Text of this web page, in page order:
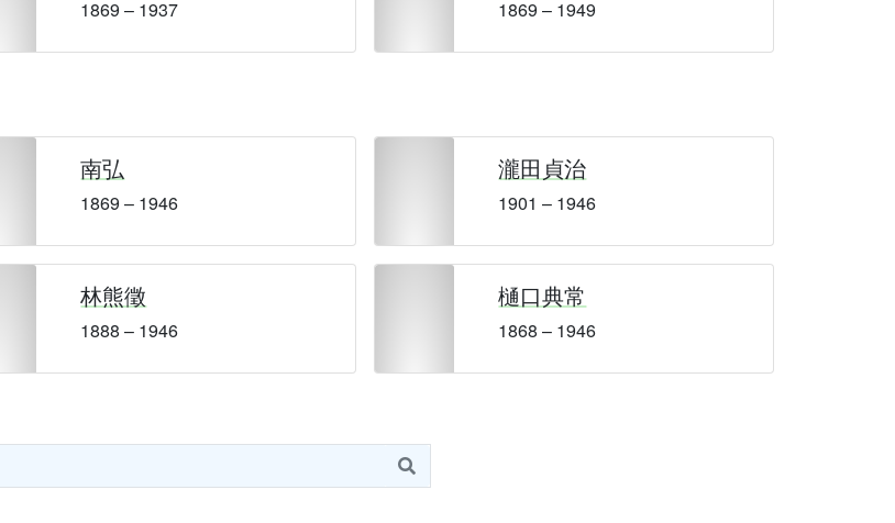
1869 – 1937 1869 – 1949
南弘
1869 – 1946
瀧田貞治
1901 – 1946
林熊徵
1888 – 1946
樋口典常
1868 – 1946